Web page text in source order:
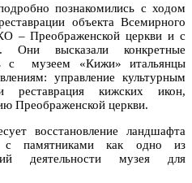
познакомились с ходом
объекта Всемирного
– Преображенской церкви и с
Они высказали конкретные
с музеем «Кижи» итальянцы
управление культурным
реставрация кижских икон,
Преображенской церкви.
восстановление ландшафта
с памятниками как одно из
деятельности музея для